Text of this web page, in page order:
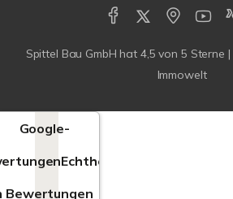
Spittel Bau GmbH hat 4,5 von 5 Sterne |
Immowelt
Google-
Echtheit
Bewertungen